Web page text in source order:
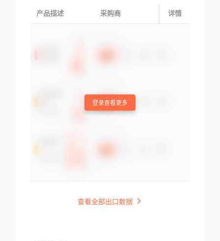
产品描述 采购商 起运国/地区
详情
登录查看更多
查看全部出口数据